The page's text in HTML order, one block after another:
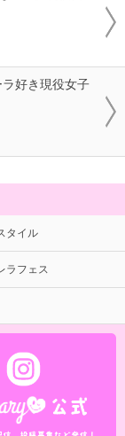
ラ好き現役女子
タイル
ラフェス